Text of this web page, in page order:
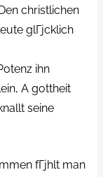
christlichen
glГјcklich
ihn
A gottheit
seine
fГјhlt man